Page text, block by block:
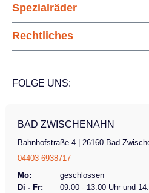
Spezialräder
Rechtliches
FOLGE UNS:
BAD ZWISCHENAHN
Bahnhofstraße 4 | 26160 Bad
04403 6938717
Mo:
geschlossen
Di - Fr:
09.00 - 13.00 Uhr und